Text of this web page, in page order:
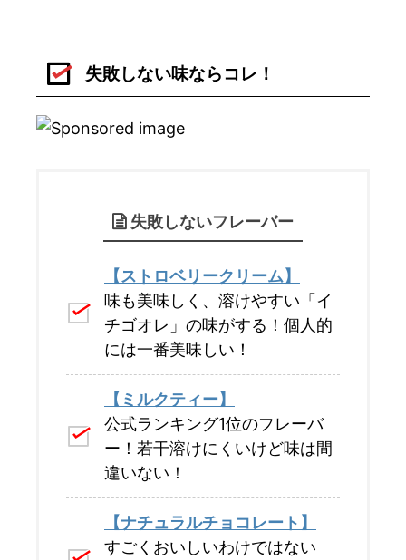
失敗しない味ならコレ！
失敗しないフレーバー
【ストロベリークリーム】
味も美味しく、溶けやすい「イ
チゴオレ」の味がする！個人的
には一番美味しい！
【ミルクティー】
公式ランキング1位のフレーバ
ー！若干溶けにくいけど味は間
違いない！
【ナチュラルチョコレート】
すごくおいしいわけではない